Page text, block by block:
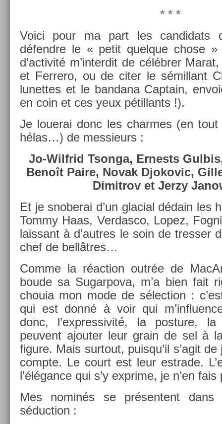
* * *
Voici pour ma part les can­didats
défendre le « petit quel­que chose
d’ac­tivité m’in­terdit de célébrer
et Fer­rero, ou de citer le sémil­lant
lunet­tes et le ban­dana Cap­tain,
en coin et ces yeux pétil­lants !).
Je louerai donc les char­mes (en
hélas…) de mes­sieurs :
Jo-Wilfrid Tson­ga, Er­nests
Benoît Paire, Novak Djokovic,
Di­mit­rov et Jerzy
Et je snoberai d’un glaci­al dédain les
Tommy Haas, Ver­dasco, Lopez,
lais­sant à d’aut­res le soin de tress­er
chef de bellâtres…
Comme la réac­tion outrée de
boude sa Sugar­pova, m’a bien fait
chouia mon mode de sélec­tion :
qui est donné à voir qui
donc, l’expres­sivité, la post­ure,
peuvent ajout­er leur grain de sel à
figure. Mais sur­tout, puis­qu’il s’agit
com­pte. Le court est leur estrade.
l’élégance qui s’y ex­prime, je n’en
Mes nominés se présen­tent
séduc­tion :